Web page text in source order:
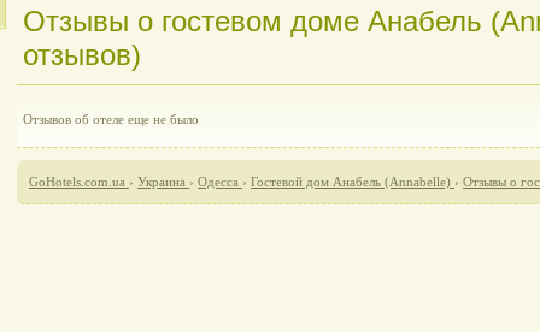
Отзывы о гостевом доме Анабель
отзывов)
Отзывов об отеле еще не было
GoHotels.com.ua › Украина › Одесса › Гостевой дом Анабель (Annabelle) › Отзывы о